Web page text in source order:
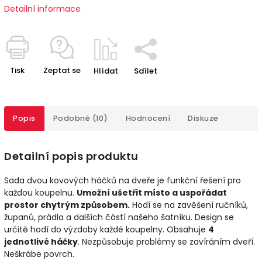
Detailní informace
Tisk Zeptat se Hlídat Sdílet
Popis Podobné (10) Hodnocení Diskuze
Detailní popis produktu
Sada dvou kovových háčků na dveře je funkční řešení pro
každou koupelnu. Umožní ušetřit místo a uspořádat
prostor chytrým způsobem. Hodí se na zavěšení ručníků,
županů, prádla a dalších částí našeho šatníku. Design se
určitě hodí do výzdoby každé koupelny. Obsahuje 4
jednotlivé háčky. Nezpůsobuje problémy se zavíráním dveří.
Neškrábe povrch.